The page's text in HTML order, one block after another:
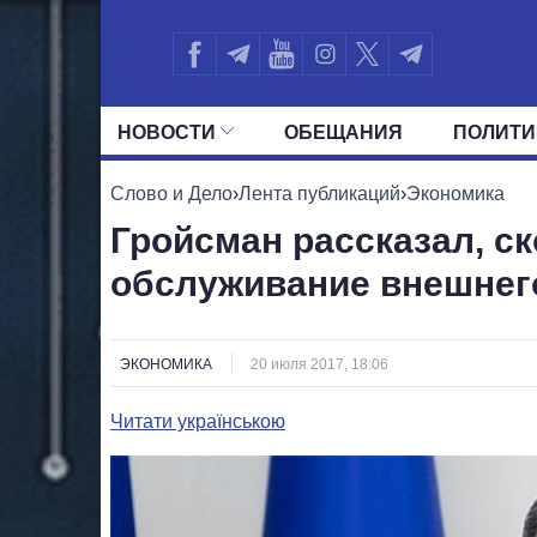
НОВОСТИ ОБЕЩАНИЯ
ВСЕ ПОЛИТИКИ ПРЕЗИДЕНТ И
Слово и Дело›Лента публикаций›Экономика
Гройсман рассказал,
обслуживание
ЭКОНОМИКА 20 июля 2017, 18:06
Читати українською